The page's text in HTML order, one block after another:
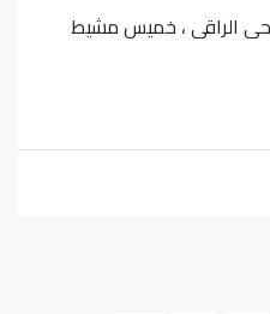
الراقي ، خميس مشيط